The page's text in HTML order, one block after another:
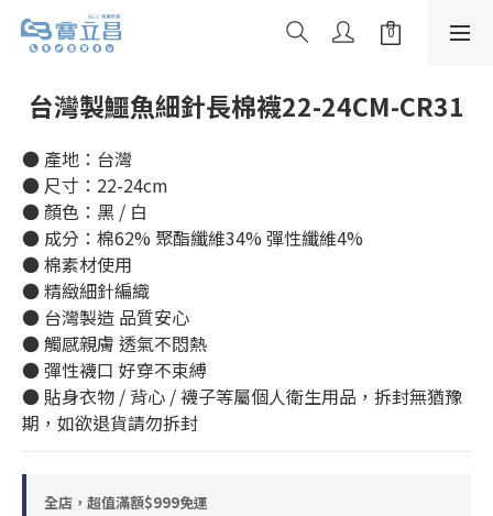
台灣製鱷魚細針長棉襪22-24CM-CR31
● 產地：台灣
● 尺寸：22-24cm
● 顏色：黑 / 白
● 成分：棉62% 聚酯纖維34% 彈性纖維4%
● 棉素材使用
● 精緻細針編織
● 台灣製造 品質安心
● 觸感親膚 透氣不悶熱
● 彈性襪口 好穿不束縛
● 貼身衣物 / 背心 / 襪子等屬個人衛生用品，拆封無猶豫
期，如欲退貨請勿拆封
全店，超值滿額$999免運